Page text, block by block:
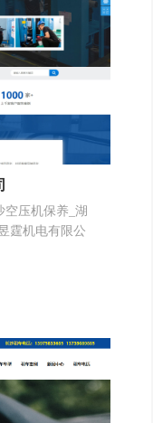
空压机保养_湖
霆机电有限公